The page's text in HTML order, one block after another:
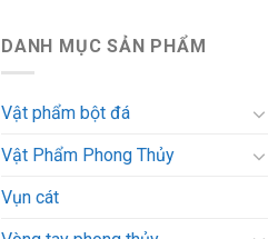
DANH MỤC SẢN PHẨM
Vật phẩm bột đá
Vật Phẩm Phong Thủy
Vụn cát